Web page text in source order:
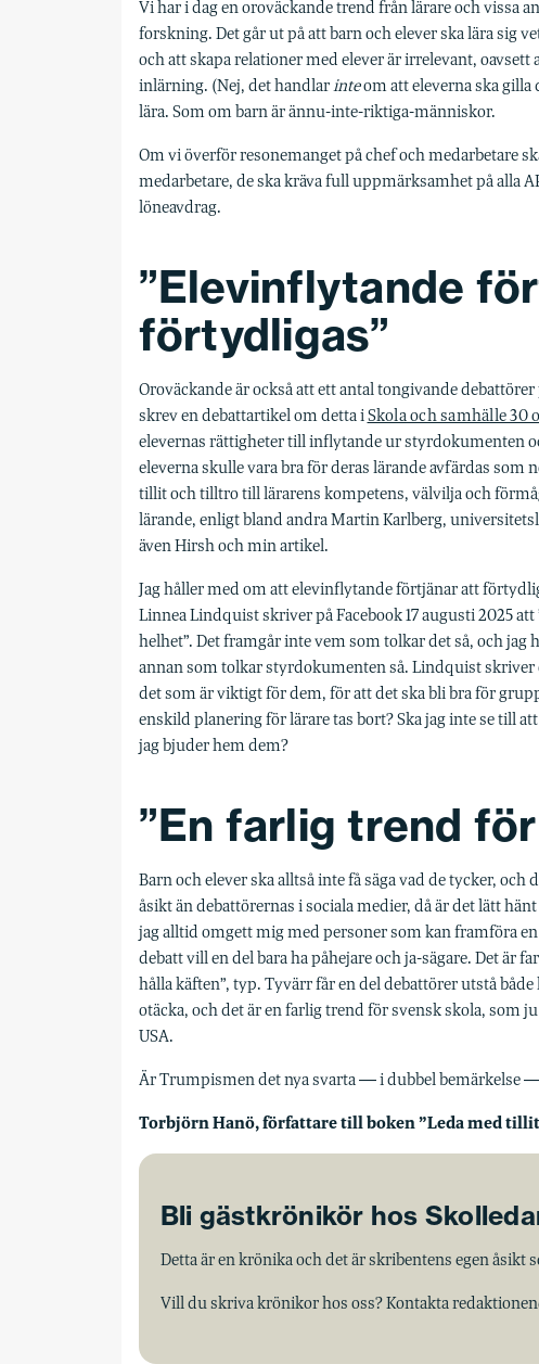
Vi har i dag en oroväckande trend från lärare och vissa
forskning. Det går ut på att barn och elever ska lära sig
och att skapa relationer med elever är irrelevant,
inlärning. (Nej, det handlarinteom att eleverna ska gilla
lära. Som om barn är ännu-inte-riktiga-människor.
Om vi överför resonemanget på chef och medarbetare
medarbetare, de ska kräva full uppmärksamhet på alla
löneavdrag.
”Elevinflytande
förtydligas”
Oroväckande är också att ett antal tongivande
skrev en debattartikel om detta iSkola och samhälle 30
elevernas rättigheter till inflytande ur styrdokumenten
eleverna skulle vara bra för deras lärande avfärdas
tillit och tilltro till lärarens kompetens, välvilja och
lärande, enligt bland andra Martin Karlberg,
även Hirsh och min artikel.
Jag håller med om att elevinflytande förtjänar att
Linnea Lindquist skriver på Facebook 17 augusti 2025
helhet”. Det framgår inte vem som tolkar det så, och
annan som tolkar styrdokumenten så. Lindquist skriver
det som är viktigt för dem, för att det ska bli bra för
enskild planering för lärare tas bort? Ska jag inte se till
jag bjuder hem dem?
”En farlig trend
Barn och elever ska alltså inte få säga vad de tycker,
åsikt än debattörernas i sociala medier, då är det lätt
jag alltid omgett mig med personer som kan framföra
debatt vill en del bara ha påhejare och ja-sägare. Det är
hålla käften”, typ. Tyvärr får en del debattörer utstå
otäcka, och det är en farlig trend för svensk skola, som
USA.
Är Trumpismen det nya svarta ― i dubbel bemärkelse
Torbjörn Hanö, författare till boken ”Leda med
Bli gästkrönikör hos
Detta är en krönika och det är skribentens egen åsikt
Vill du skriva krönikor hos oss? Kontakta